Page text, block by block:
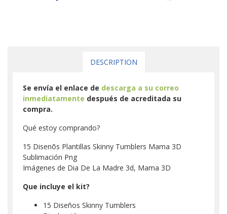
DESCRIPTION
Se envía el enlace de descarga a su correo
inmediatamente después de acreditada su
compra.
Qué estoy comprando?
15 Disenõs Plantillas Skinny Tumblers Mama 3D
Sublimación Png
Imágenes de Dia De La Madre 3d, Mama 3D
Que incluye el kit?
15 Diseños Skinny Tumblers